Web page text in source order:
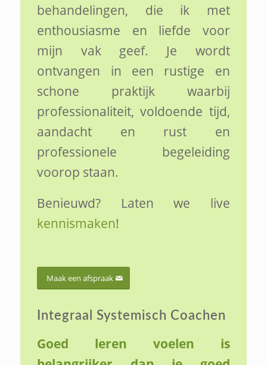
behandelingen, die ik met
enthousiasme en liefde voor
mijn vak geef. Je wordt
ontvangen in een rustige en
schone praktijk waarbij
professionaliteit, voldoende tijd,
aandacht en rust en
professionele begeleiding
voorop staan.
Benieuwd? Laten we live
kennismaken!
Maak een afspraak
Integraal Systemisch Coachen
Goed leren voelen is